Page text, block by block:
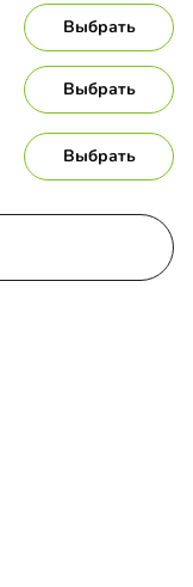
Выбрать
Выбрать
Выбрать